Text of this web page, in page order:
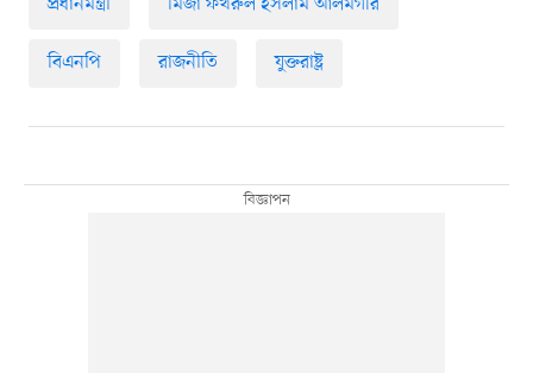
বিএনপি রাজনীতি যুক্তরাষ্ট্র